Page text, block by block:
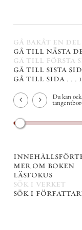
gå bakåt en del
gå till nästa
gå till första
gå till sista
gå till sida . . .
Du kan
mer om boken
läsfokus
sök i verket
sök i